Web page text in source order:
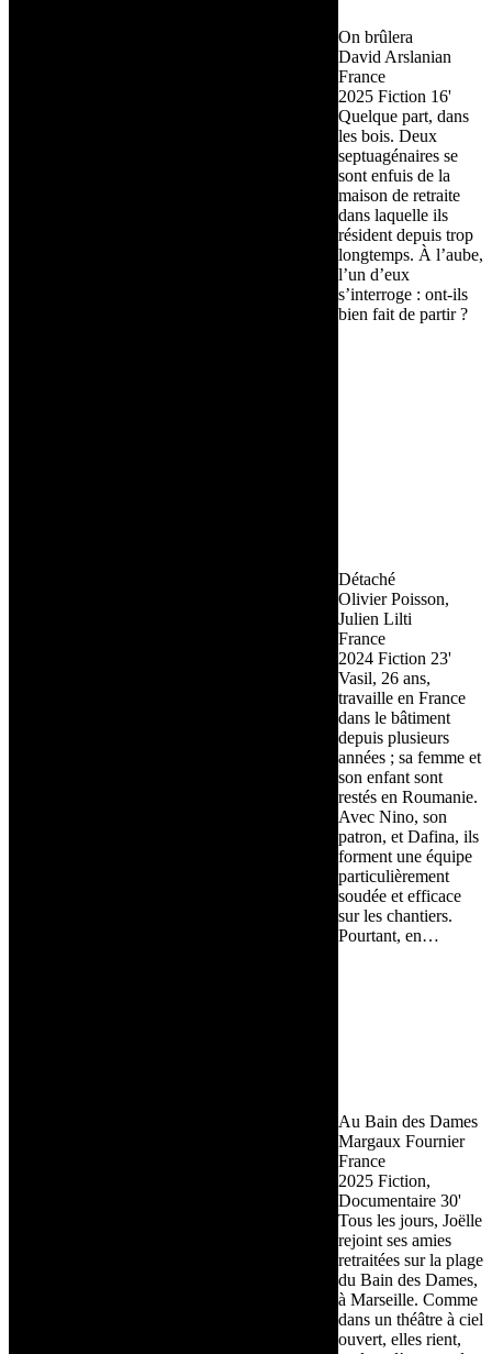
On brûlera
David Arslanian
France
2025 Fiction 16'
Quelque part, dans
les bois. Deux
septuagénaires se
sont enfuis de la
maison de retraite
dans laquelle ils
résident depuis trop
longtemps. À l’aube,
l’un d’eux
s’interroge : ont-ils
bien fait de partir ?
Détaché
Olivier Poisson,
Julien Lilti
France
2024 Fiction 23'
Vasil, 26 ans,
travaille en France
dans le bâtiment
depuis plusieurs
années ; sa femme et
son enfant sont
restés en Roumanie.
Avec Nino, son
patron, et Dafina, ils
forment une équipe
particulièrement
soudée et efficace
sur les chantiers.
Pourtant, en…
Au Bain des Dames
Margaux Fournier
France
2025 Fiction,
Documentaire 30'
Tous les jours, Joëlle
rejoint ses amies
retraitées sur la plage
du Bain des Dames,
à Marseille. Comme
dans un théâtre à ciel
ouvert, elles rient,